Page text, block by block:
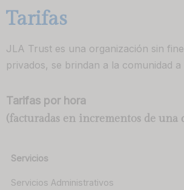
Tarifas
JLA Trust es una organización sin
privados, se brindan a la comunidad
Tarifas por hora
(facturadas en incrementos de una
Servicios
Servicios Administrativos